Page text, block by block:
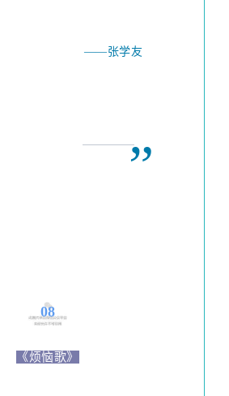
——张学友
”
08
《烦恼歌》